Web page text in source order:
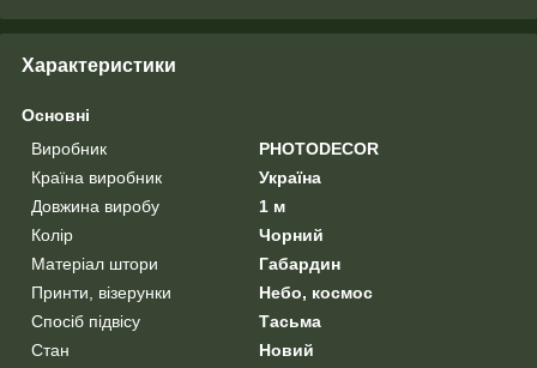
Характеристики
Основні
Виробник
PHOTODECOR
Країна виробник
Україна
Довжина виробу
1 м
Колір
Чорний
Матеріал штори
Габардин
Принти, візерунки
Небо, космос
Спосіб підвісу
Тасьма
Стан
Новий